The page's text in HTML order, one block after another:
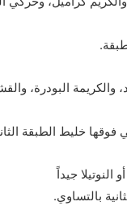
والكريمة البودرة،
خليط الطبقة
جيداً
بالتساوي.